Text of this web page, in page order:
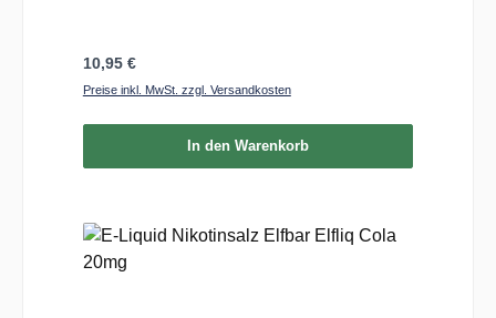
Regulärer Preis:
10,95 €
Preise inkl. MwSt. zzgl. Versandkosten
In den Warenkorb